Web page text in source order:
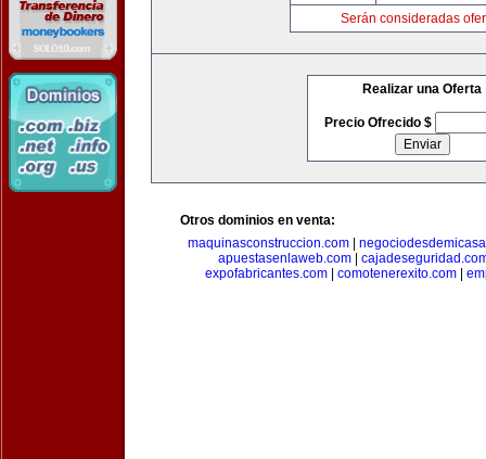
Serán consideradas
Realizar una Oferta
Precio Ofrecido $
Otros dominios en venta:
maquinasconstruccion.com
apuestasenlaweb.com
expofabricantes.com| comotenerexito.com|